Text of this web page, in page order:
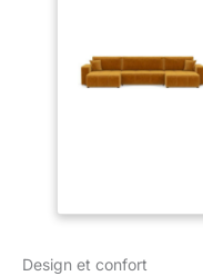
Design et confort